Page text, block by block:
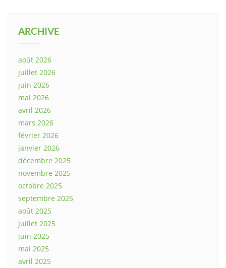
ARCHIVE
août 2026
juillet 2026
juin 2026
mai 2026
avril 2026
mars 2026
février 2026
janvier 2026
décembre 2025
novembre 2025
octobre 2025
septembre 2025
août 2025
juillet 2025
juin 2025
mai 2025
avril 2025